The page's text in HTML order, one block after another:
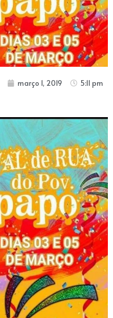
março 1, 2019
5:11 pm